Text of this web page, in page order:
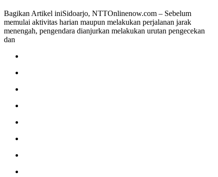
Bagikan Artikel iniSidoarjo, NTTOnlinenow.com – Sebelum
memulai aktivitas harian maupun melakukan perjalanan jarak
menengah, pengendara dianjurkan melakukan urutan pengecekan
dan